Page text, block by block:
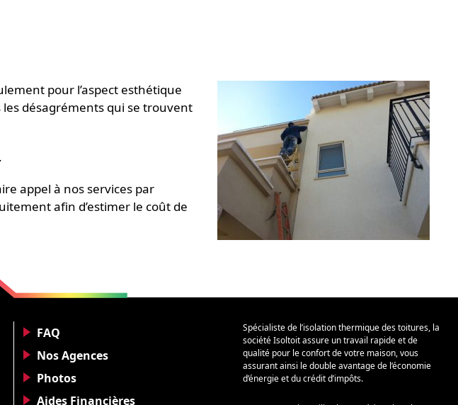
pour l’aspect esthétique
désagréments qui se trouvent
appel à nos services par
afin d’estimer le coût de
FAQ
Nos Agences
Photos
Aides Financières
Spécialiste de l’isolation thermique des toitures, la
société Isoltoit assure un travail rapide et de
qualité pour le confort de votre maison, vous
assurant ainsi le double avantage de l’économie
d’énergie et du crédit d’impôts.